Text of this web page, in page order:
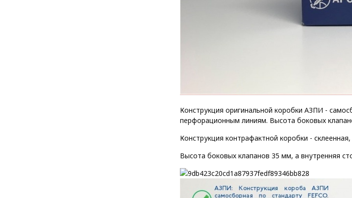
Конструкция оригинальной коробки АЗПИ -
перфорационным линиям. Высота боковых
Конструкция контрафактной коробки -
Высота боковых клапанов 35 мм, а внутренняя